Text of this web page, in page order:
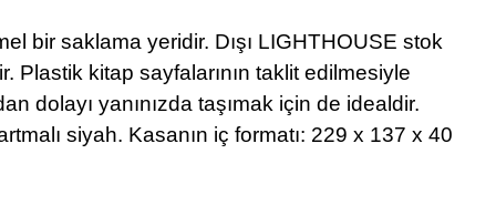
bir saklama yeridir. Dışı LIGHTHOUSE stok
Plastik kitap sayfalarının taklit edilmesiyle
dolayı yanınızda taşımak için de idealdir.
siyah. Kasanın iç formatı: 229 x 137 x 40